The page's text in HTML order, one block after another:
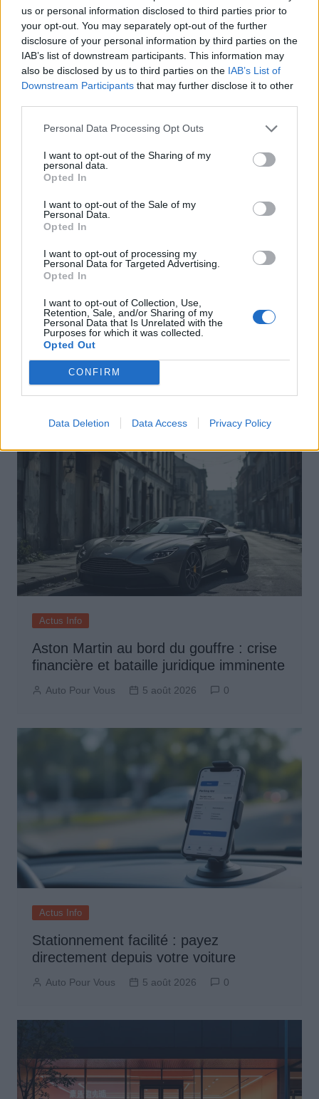
us or personal information disclosed to third parties prior to
your opt-out. You may separately opt-out of the further
disclosure of your personal information by third parties on the
IAB’s list of downstream participants. This information may
also be disclosed by us to third parties on the IAB’s List of
Downstream Participants that may further disclose it to other
Personal Data Processing Opt Outs
I want to opt-out of the Sharing of my
personal data.
Opted In
I want to opt-out of the Sale of my
Personal Data.
Opted In
I want to opt-out of processing my
Personal Data for Targeted Advertising.
Opted In
I want to opt-out of Collection, Use,
Retention, Sale, and/or Sharing of my
Personal Data that Is Unrelated with the
Purposes for which it was collected.
Opted Out
CONFIRM
Data Deletion Data Access Privacy Policy
Actus Info
Elon Musk nuirait gravement à Tesla
selon une étude européenne
Auto Pour Vous 5 août 2026 0
Actus Info
Pourquoi le bouton start/stop disparaît
des voitures électriques
Auto Pour Vous 5 août 2026 0
Actus Info
Aston Martin au bord du gouffre : crise
financière et bataille juridique imminente
Auto Pour Vous 5 août 2026 0
Actus Info
Stationnement facilité : payez
directement depuis votre voiture
Auto Pour Vous 5 août 2026 0